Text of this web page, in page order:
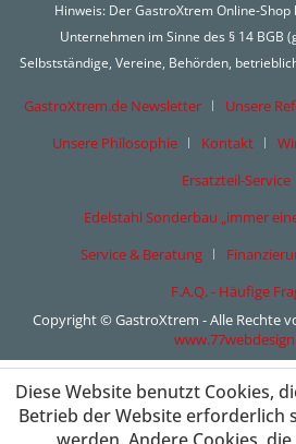
Hinweis: Der GastroXtrem Online-
Unternehmen im Sinne des § 14 BGB
Selbstständige, Vereine, Behörden,
GastroXtrem.de Newsletter Unsere
Unsere Philosophie
Kontakt
Ersatzteil-Service
Edelstahl Sonderbau „immer
Service & Beratung
F.A.Q. - Häufige
Copyright © GastroXtrem - Alle Rechte
Diese Website benutzt Cookies,
Betrieb der Website erforderlich